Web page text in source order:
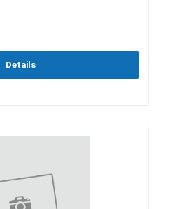
Details